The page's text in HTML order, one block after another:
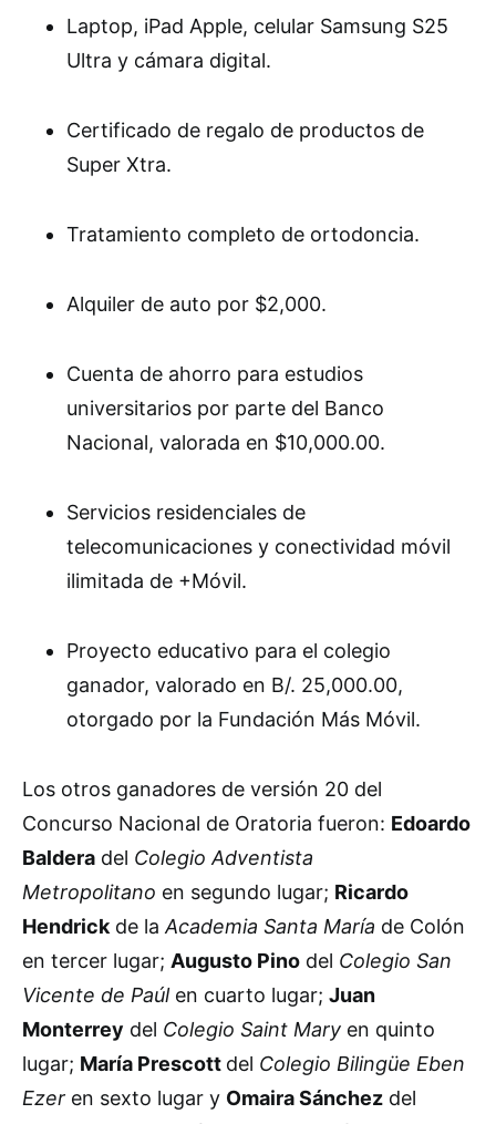
Laptop, iPad Apple, celular Samsung S25
Ultra y cámara digital.
Certificado de regalo de productos de
Super Xtra.
Tratamiento completo de ortodoncia.
Alquiler de auto por $2,000.
Cuenta de ahorro para estudios
universitarios por parte del Banco
Nacional, valorada en $10,000.00.
Servicios residenciales de
telecomunicaciones y conectividad móvil
ilimitada de +Móvil.
Proyecto educativo para el colegio
ganador, valorado en B/. 25,000.00,
otorgado por la Fundación Más Móvil.
Los otros ganadores de versión 20 del
Concurso Nacional de Oratoria fueron: Edoardo
Baldera del Colegio Adventista
Metropolitano en segundo lugar; Ricardo
Hendrick de la Academia Santa María de Colón
en tercer lugar; Augusto Pino del Colegio San
Vicente de Paúlen cuarto lugar; Juan
Monterrey del Colegio Saint Mary en quinto
lugar; María Prescott del Colegio Bilingüe Eben
Ezer en sexto lugar y Omaira Sánchez del